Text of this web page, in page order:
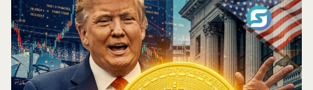
สหรัฐฯ ได้นำเอา ‘ภาษีการค้า’ เป็นเครื่องมือดึงทั้งกัมพูชา
และไทย เข้าสู่โต๊ะเจรจา หากทั้งสองประเทศยังไม่หยุดยิง ก็จะ
ไม่เจรจาภาษี ซึ่งหลังจากลงนามข้อตกลงสันติภาพแล้ว
ทรัมป์ได้โทรศัพท์หาผู้นำทั้งสองประเทศ และบอกให้ทีมการค้า
เริ่มเจรจาอีกครั้ง นายพิชัย ชุณหวชิร รองนายกรัฐมนตรี
และรัฐมนตรีว่าการกระทรวงการคลัง โพสต์ข้อความผ่านเฟ